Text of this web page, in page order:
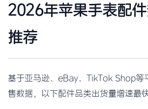
2026年苹果手表配
推荐
基于亚马逊、eBay、TikTok Shop等
售数据，以下配件品类出货量增速最快